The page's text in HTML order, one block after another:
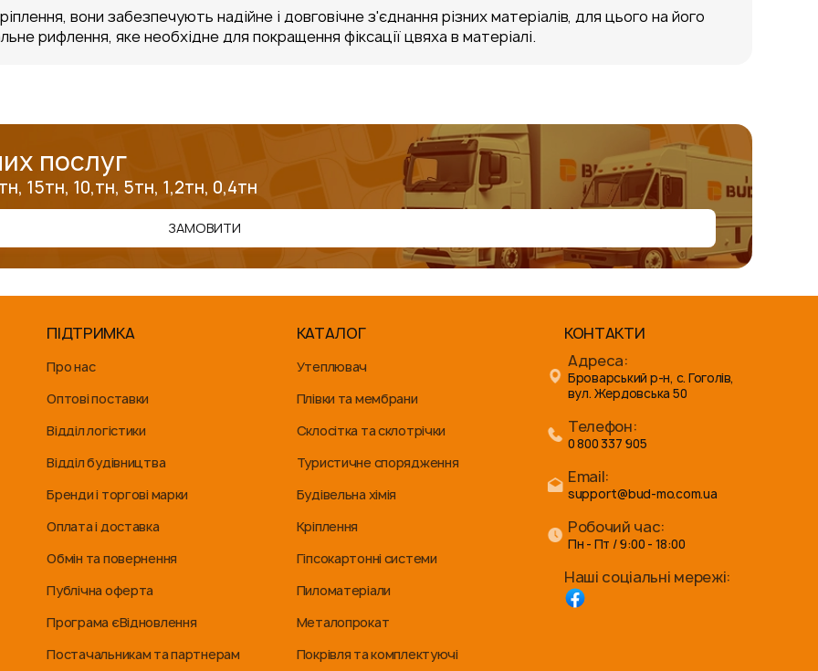
вони забезпечують надійне і довговічне з'єднання різних матеріалів, для цього на його
рифлення, яке необхідне для покращення фіксації цвяха в матеріалі.
послуг
15тн, 10,тн, 5тн, 1,2тн, 0,4тн
ЗАМОВИТИ
ПІДТРИМКА
Про нас
Оптові поставки
Відділ логістики
Відділ будівництва
Бренди і торгові марки
Оплата і доставка
Обмін та повернення
Публічна оферта
Програма єВідновлення
Постачальникам та партнерам
КАТАЛОГ
Утеплювач
Плівки та мембрани
Склосітка та склотрічки
Туристичне спорядження
Будівельна хімія
Кріплення
Гіпсокартонні системи
Пиломатеріали
Металопрокат
Покрівля та комплектуючі
КОНТАКТИ
Адреса:
Броварський р-н, с. Гоголів,
вул. Жердовська 50
Телефон:
0 800 337 905
Email:
support@bud-mo.com.ua
Робочий час:
Пн - Пт / 9:00 - 18:00
Наші соціальні мережі: